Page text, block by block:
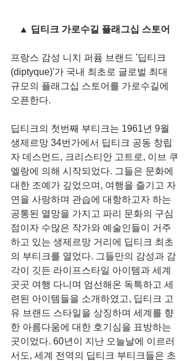
▲ 딥티크 가로수길 플래그십 스토어
프랑스 감성 니치 퍼퓸 브랜드 '딥티크
(diptyque)'가 국내 최초로 글로벌 최대
규모의 플래그십 스토어를 가로수길에
오픈한다.
딥티크의 첫번째 부티크는 1961년 9월
생제르망 34번가에서 딥티크 공동 창립
자 데스먼드, 크리스티안 고트로, 이브 쿠
엘랑에 의해 시작되었다. 그들은 문화에
대한 조예가 깊었으며, 여행을 즐기고 자
연을 사랑하며 관습에 대항하고자 하는
공통된 열망을 가지고 파리 문화의 구심
점이자 수많은 작가와 예술인들이 거주
하고 있는 생제르망 거리에 딥티크 최초
의 부티크를 열었다. 그들만의 감성과 감
각이 깃든 라이프스타일 아이템과 세계
곳곳 여행 다니며 엄선해온 독특하고 세
련된 아이템들을 소개하였고, 딥티크 고
유 브랜드 스타일을 상징하며 세계를 향
한 아름다움에 대한 호기심을 표방하는
곳이었다. 60년이 지난 오늘날에 이르러
서도, 세계 전역의 딥티크 부티크들은 초